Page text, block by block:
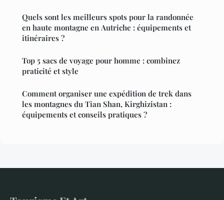
Quels sont les meilleurs spots pour la randonnée
en haute montagne en Autriche : équipements et
itinéraires ?
Top 5 sacs de voyage pour homme : combinez
praticité et style
Comment organiser une expédition de trek dans
les montagnes du Tian Shan, Kirghizistan :
équipements et conseils pratiques ?